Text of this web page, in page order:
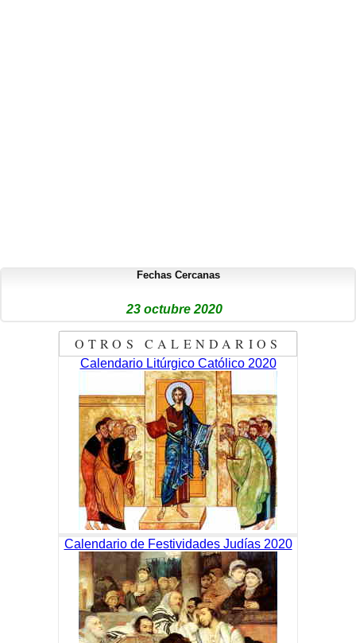
Fechas Cercanas
23 octubre 2020
OTROS CALENDARIOS
Calendario Litúrgico Católico 2020
Calendario de Festividades Judías 2020